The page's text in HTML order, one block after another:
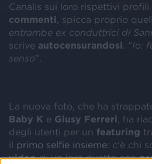
Canalis sui loro rispettivi profili
commenti , spicca proprio
entrambe ex conduttrici di
scrive autocensurandosi . “Io:
senso”.
La nuova foto, che ha
Baby K e Giusy Ferreri , ha
degli utenti per un featuring
il primo selfie insieme: c'è chi
videodi un loro duetto con